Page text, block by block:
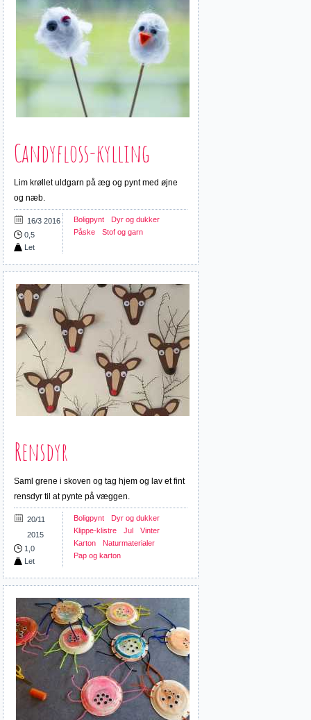
Candyfloss-kylling
Lim krøllet uldgarn på æg og pynt med øjne
og næb.
16/3 2016
0,5
Let
Boligpynt
Dyr og dukker
Påske
Stof og garn
Rensdyr
Saml grene i skoven og tag hjem og lav et fint
rensdyr til at pynte på væggen.
20/11
2015
1,0
Let
Boligpynt
Dyr og dukker
Klippe-klistre
Jul
Vinter
Karton
Naturmaterialer
Pap og karton